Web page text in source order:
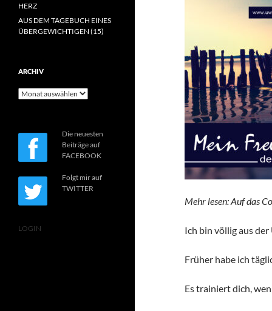
Mehr lesen: Auf das
Ich bin völlig aus der
Früher habe ich
Es trainiert dich,
HERZ
AUS DEM TAGEBUCH EINES
ÜBERGEWICHTIGEN (15)
ARCHIV
Archiv
Die neuesten
Beiträge auf
FACEBOOK
Folgt mir auf
TWITTER
LOGIN